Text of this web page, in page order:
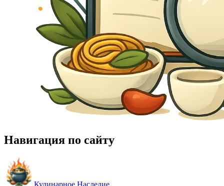
Навигация по сайту
Кулинарное Наследие